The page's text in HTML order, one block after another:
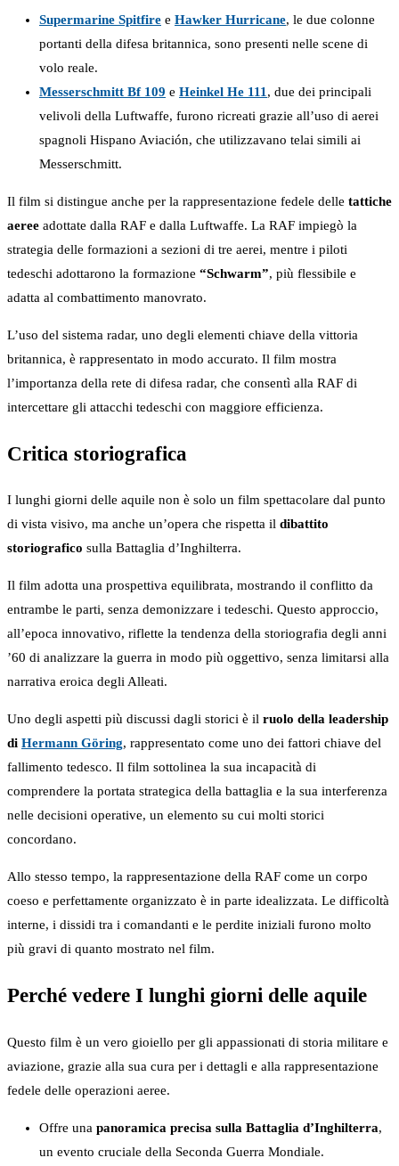
Supermarine Spitfire e Hawker Hurricane, le due colonne
portanti della difesa britannica, sono presenti nelle scene di
volo reale.
Messerschmitt Bf 109 e Heinkel He 111 , due dei principali
velivoli della Luftwaffe, furono ricreati grazie all’uso di aerei
spagnoli Hispano Aviación, che utilizzavano telai simili ai
Messerschmitt.
Il film si distingue anche per la rappresentazione fedele delle tattiche
aeree adottate dalla RAF e dalla Luftwaffe. La RAF impiegò la
strategia delle formazioni a sezioni di tre aerei, mentre i piloti
tedeschi adottarono la formazione “Schwarm”, più flessibile e
adatta al combattimento manovrato.
L’uso del sistema radar, uno degli elementi chiave della vittoria
britannica, è rappresentato in modo accurato. Il film mostra
l’importanza della rete di difesa radar, che consentì alla RAF di
intercettare gli attacchi tedeschi con maggiore efficienza.
Critica storiografica
I lunghi giorni delle aquile non è solo un film spettacolare dal punto
di vista visivo, ma anche un’opera che rispetta il dibattito
storiografico sulla Battaglia d’Inghilterra.
Il film adotta una prospettiva equilibrata, mostrando il conflitto da
entrambe le parti, senza demonizzare i tedeschi. Questo approccio,
all’epoca innovativo, riflette la tendenza della storiografia degli anni
’60 di analizzare la guerra in modo più oggettivo, senza limitarsi alla
narrativa eroica degli Alleati.
Uno degli aspetti più discussi dagli storici è il ruolo della leadership
di Hermann Göring, rappresentato come uno dei fattori chiave del
fallimento tedesco. Il film sottolinea la sua incapacità di
comprendere la portata strategica della battaglia e la sua interferenza
nelle decisioni operative, un elemento su cui molti storici
concordano.
Allo stesso tempo, la rappresentazione della RAF come un corpo
coeso e perfettamente organizzato è in parte idealizzata. Le difficoltà
interne, i dissidi tra i comandanti e le perdite iniziali furono molto
più gravi di quanto mostrato nel film.
Perché vedere I lunghi giorni delle aquile
Questo film è un vero gioiello per gli appassionati di storia militare e
aviazione, grazie alla sua cura per i dettagli e alla rappresentazione
fedele delle operazioni aeree.
Offre una panoramica precisa sulla Battaglia d’Inghilterra,
un evento cruciale della Seconda Guerra Mondiale.